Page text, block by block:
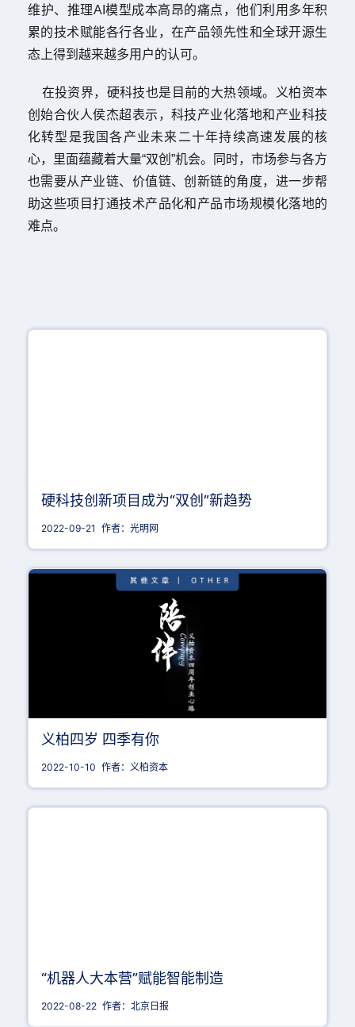
维护、推理AI 模型成本高昂的痛点，他们利用多年积
累的技术赋能各行各业，在产品领先性和全球开源生
态上得到越来越多用户的认可。
在投资界，硬科技也是目前的大热领域。义柏资本
创始合伙人侯杰超表示，科技产业化落地和产业科技
化转型是我国各产业未来二十年持续高速发展的核
心，里面蕴藏着大量“双创 ”机会。同时，市场参与各方
也需要从产业链、价值链、创新链的角度，进一步帮
助这些项目打通技术产品化和产品市场规模化落地的
难点。
硬科技创新项目成为“双创”新趋势
2022-09-21 作者：光明网
义柏四岁 四季有你
2022-10-10 作者：义柏资本
“机器人大本营”赋能智能制造
2022-08-22 作者：北京日报